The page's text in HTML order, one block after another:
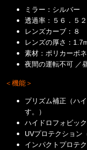
ミラー：シルバー
透過率：５６．５
レンズカーブ：８
レンズの厚さ：
素材：ポリカーボ
夜間の運転不可 ／
＜機能＞
プリズム補正（ハ
す。）
ハイドロフォビック
UVプロテクショ
インパクトプロテ